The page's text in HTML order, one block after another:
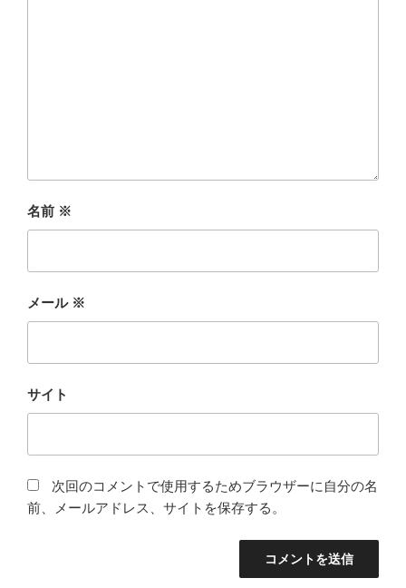
名前 ※
メール ※
サイト
次回のコメントで使用するためブラウザーに自分の名
前、メールアドレス、サイトを保存する。